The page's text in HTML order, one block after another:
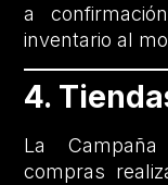
a
inventario al
4.
La
compras